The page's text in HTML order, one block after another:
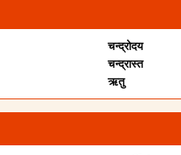
चन्द्रोदय
चन्द्रास्त
ऋतु